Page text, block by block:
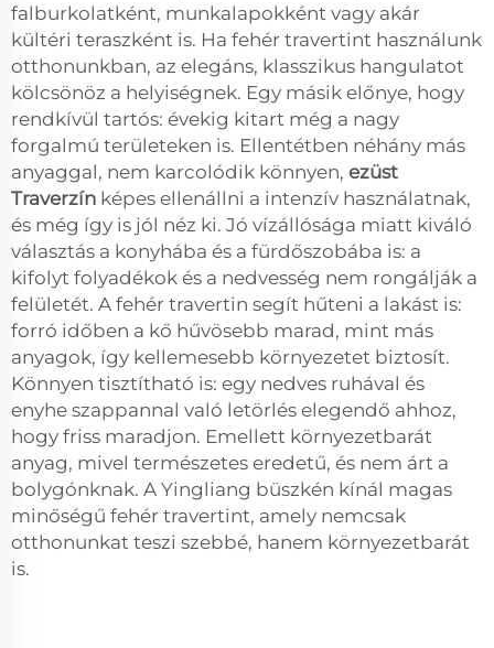
falburkolatként, munkalapokként vagy akár
kültéri teraszként is. Ha fehér travertint használunk
otthonunkban, az elegáns, klasszikus hangulatot
kölcsönöz a helyiségnek. Egy másik előnye, hogy
rendkívül tartós: évekig kitart még a nagy
forgalmú területeken is. Ellentétben néhány más
anyaggal, nem karcolódik könnyen, ezüst
Traverzín képes ellenállni a intenzív használatnak,
és még így is jól néz ki. Jó vízállósága miatt kiváló
választás a konyhába és a fürdőszobába is: a
kifolyt folyadékok és a nedvesség nem rongálják a
felületét. A fehér travertin segít hűteni a lakást is:
forró időben a kő hűvösebb marad, mint más
anyagok, így kellemesebb környezetet biztosít.
Könnyen tisztítható is: egy nedves ruhával és
enyhe szappannal való letörlés elegendő ahhoz,
hogy friss maradjon. Emellett környezetbarát
anyag, mivel természetes eredetű, és nem árt a
bolygónknak. A Yingliang büszkén kínál magas
minőségű fehér travertint, amely nemcsak
otthonunkat teszi szebbé, hanem környezetbarát
is.